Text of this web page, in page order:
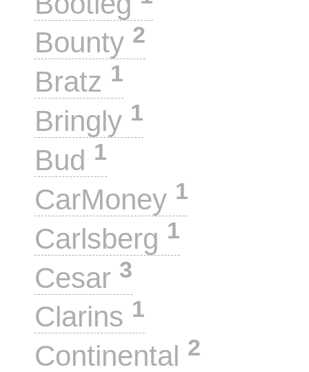
Bounty 2
Bratz 1
Bringly 1
Bud 1
CarMoney 1
Carlsberg 1
Cesar 3
Clarins 1
Continental 2